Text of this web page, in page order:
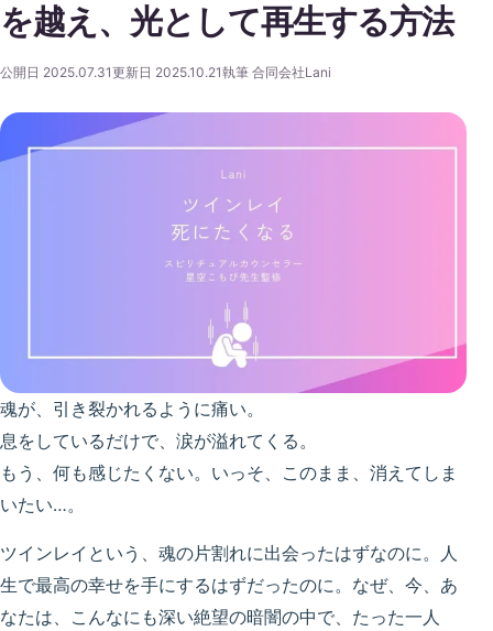
を越え、光として再生する方法
公開日 2025.07.31更新日 2025.10.21執筆 合同会社Lani
魂が、引き裂かれるように痛い。
息をしているだけで、涙が溢れてくる。
もう、何も感じたくない。いっそ、このまま、消えてしま
いたい…。
ツインレイという、魂の片割れに出会ったはずなのに。人
生で最高の幸せを手にするはずだったのに。なぜ、今、あ
なたは、こんなにも深い絶望の暗闇の中で、たった一人